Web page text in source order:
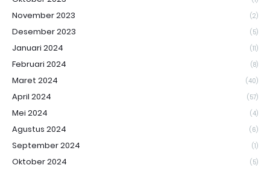
November 2023 (2)
Desember 2023 (5)
Januari 2024 (11)
Februari 2024 (8)
Maret 2024 (40)
April 2024 (57)
Mei 2024 (4)
Agustus 2024 (6)
September 2024 (1)
Oktober 2024 (5)